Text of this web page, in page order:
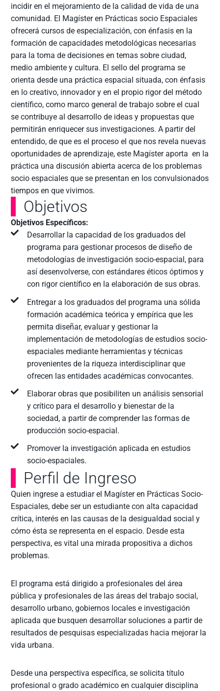
incidir en el mejoramiento de la calidad de vida de una
comunidad. El Magíster en Prácticas socio Espaciales
ofrecerá cursos de especialización, con énfasis en la
formación de capacidades metodológicas necesarias
para la toma de decisiones en temas sobre ciudad,
medio ambiente y cultura. El sello del programa se
orienta desde una práctica espacial situada, con énfasis
en lo creativo, innovador y en el propio rigor del método
científico, como marco general de trabajo sobre el cual
se contribuye al desarrollo de ideas y propuestas que
permitirán enriquecer sus investigaciones. A partir del
entendido, de que es el proceso el que nos revela nuevas
oportunidades de aprendizaje, este Magíster aporta en la
práctica una discusión abierta acerca de los problemas
socio espaciales que se presentan en los convulsionados
tiempos en que vivimos.
Objetivos
Objetivos Específicos:
Desarrollar la capacidad de los graduados del
programa para gestionar procesos de diseño de
metodologías de investigación socio-espacial, para
así desenvolverse, con estándares éticos óptimos y
con rigor científico en la elaboración de sus obras.
Entregar a los graduados del programa una sólida
formación académica teórica y empírica que les
permita diseñar, evaluar y gestionar la
implementación de metodologías de estudios socio-
espaciales mediante herramientas y técnicas
provenientes de la riqueza interdisciplinar que
ofrecen las entidades académicas convocantes.
Elaborar obras que posibiliten un análisis sensorial
y crítico para el desarrollo y bienestar de la
sociedad, a partir de comprender las formas de
producción socio-espacial.
Promover la investigación aplicada en estudios
socio-espaciales.
Perfil de Ingreso
Quien ingrese a estudiar el Magíster en Prácticas Socio-
Espaciales, debe ser un estudiante con alta capacidad
crítica, interés en las causas de la desigualdad social y
cómo ésta se representa en el espacio. Desde esta
perspectiva, es vital una mirada propositiva a dichos
problemas.
El programa está dirigido a profesionales del área
pública y profesionales de las áreas del trabajo social,
desarrollo urbano, gobiernos locales e investigación
aplicada que busquen desarrollar soluciones a partir de
resultados de pesquisas especializadas hacia mejorar la
vida urbana.
Desde una perspectiva específica, se solicita título
profesional o grado académico en cualquier disciplina